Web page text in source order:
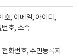
호, 이메일, 아이디,
번호, 소속
화번호, 주민등록지